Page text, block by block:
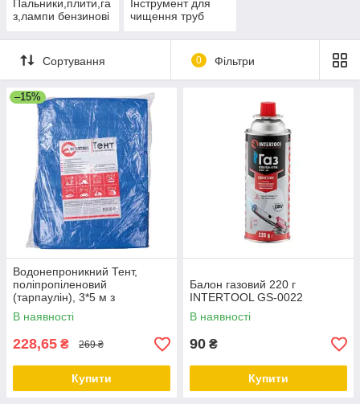
Пальники,плити,га
з,лампи бензинові
Інструмент для
чищення труб
Сортування 0 Фільтри
–15%
Водонепроникний Тент,
поліпропіленовий
(тарпаулін), 3*5 м з
люверсами INTERTOOL AB-
0305
В наявності
228,65 ₴ 269 ₴
Купити
Балон газовий 220 г
INTERTOOL GS-0022
В наявності
90 ₴
Купити